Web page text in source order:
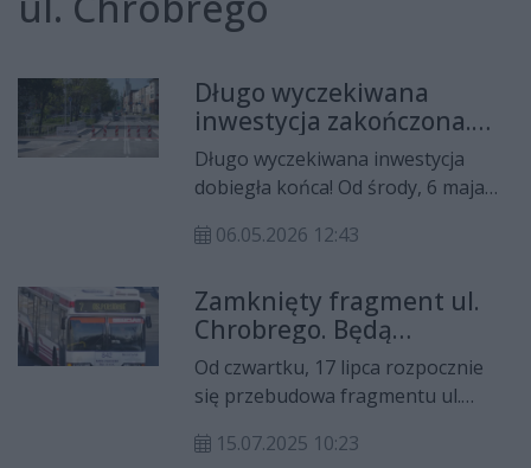
Długo wyczekiwana
inwestycja zakończona.
Kierowcy wracają na
Chrobrego
Długo wyczekiwana inwestycja
dobiegła końca! Od środy, 6 maja
korzystać z całej ul. Chrobrego w
kompleksowe prace drogowe,
które objęły nie tylko modernizację,
ale ostatecznie także budowę
nowego mostu.
06.05.2026 12:43
Zamknięty fragment ul.
Chrobrego. Będą
wprowadzone objazdy
Od czwartku, 17 lipca rozpocznie
się przebudowa fragmentu ul.
Potokiem Północnym.
15.07.2025 10:23